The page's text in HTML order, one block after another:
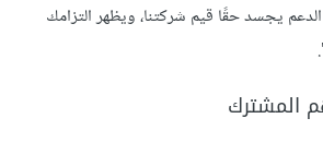
يجسد حقًا قيم شركتنا، ويظهر التزامك